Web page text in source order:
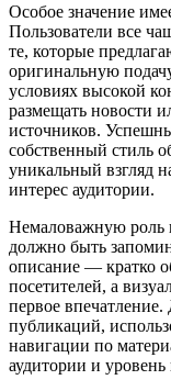
Особое значение
Пользователи все
те, которые
оригинальную
условиях высокой
размещать новости
источников.
собственный стиль
уникальный взгляд
интерес аудитории.
Немаловажную роль
должно быть
описание — кратко
посетителей, а
первое впечатление.
публикаций,
навигации по
аудитории и уровень